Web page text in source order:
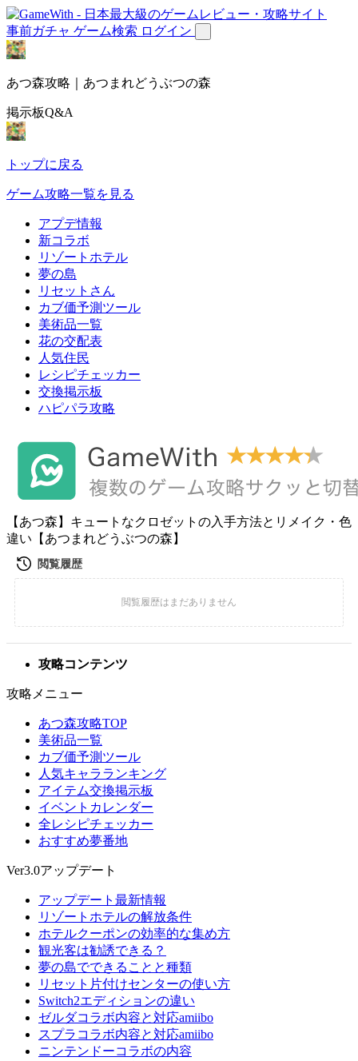
事前ガチャ ゲーム検索 ログイン
あつ森攻略｜あつまれどうぶつの森
掲示板Q&A
トップに戻る
ゲーム攻略一覧を見る
アプデ情報
新コラボ
リゾートホテル
夢の島
リセットさん
カブ価予測ツール
美術品一覧
花の交配表
人気住民
レシピチェッカー
交換掲示板
ハピパラ攻略
【あつ森】キュートなクロゼットの入手方法とリメイク・色
違い【あつまれどうぶつの森】
攻略コンテンツ
攻略メニュー
あつ森攻略TOP
美術品一覧
カブ価予測ツール
人気キャラランキング
アイテム交換掲示板
イベントカレンダー
全レシピチェッカー
おすすめ夢番地
Ver3.0アップデート
アップデート最新情報
リゾートホテルの解放条件
ホテルクーポンの効率的な集め方
観光客は勧誘できる？
夢の島でできることと種類
リセット片付けセンターの使い方
Switch2エディションの違い
ゼルダコラボ内容と対応amiibo
スプラコラボ内容と対応amiibo
ニンテンドーコラボの内容